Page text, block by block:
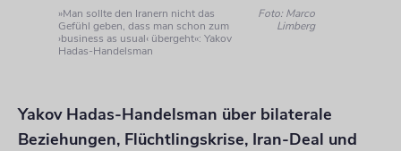
»Man sollte den Iranern nicht das
Gefühl geben, dass man schon zum
›business as usual‹ übergeht«: Yakov
Hadas-Handelsman
Foto: Marco
Limberg
Yakov Hadas-Handelsman über bilaterale
Beziehungen, Flüchtlingskrise, Iran-Deal und